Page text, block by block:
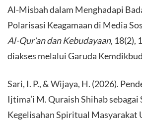
Al-Misbah dalam Menghadapi
Polarisasi Keagamaan di Media
Al-Qur’an dan Kebudayaan, 18(2),
diakses melalui Garuda
​Sari, I. P., & Wijaya, H. (2026).
Ijtima’i M. Quraish Shihab sebagai
Kegelisahan Spiritual Masyarakat